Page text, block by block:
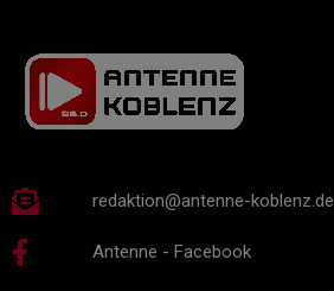
redaktion@antenne-koblenz.de
Antenne - Facebook